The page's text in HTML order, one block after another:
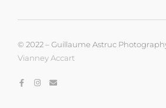
© 2022 – Guillaume Astruc
Vianney Accart